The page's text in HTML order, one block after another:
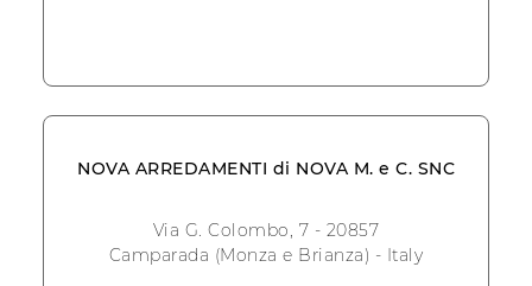
NOVA ARREDAMENTI di NOVA M. e C. SNC
Via G. Colombo, 7 - 20857
Camparada (Monza e Brianza) - Italy